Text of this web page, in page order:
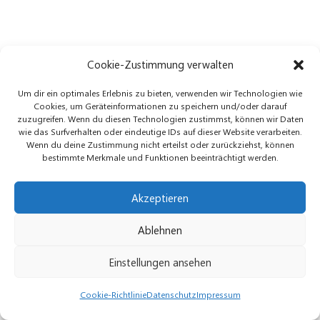
Cookie-Zustimmung verwalten
Um dir ein optimales Erlebnis zu bieten, verwenden wir Technologien wie
Cookies, um Geräteinformationen zu speichern und/oder darauf
zuzugreifen. Wenn du diesen Technologien zustimmst, können wir Daten
wie das Surfverhalten oder eindeutige IDs auf dieser Website verarbeiten.
Wenn du deine Zustimmung nicht erteilst oder zurückziehst, können
bestimmte Merkmale und Funktionen beeinträchtigt werden.
Akzeptieren
Ablehnen
Einstellungen ansehen
Cookie-RichtlinieDatenschutzImpressum